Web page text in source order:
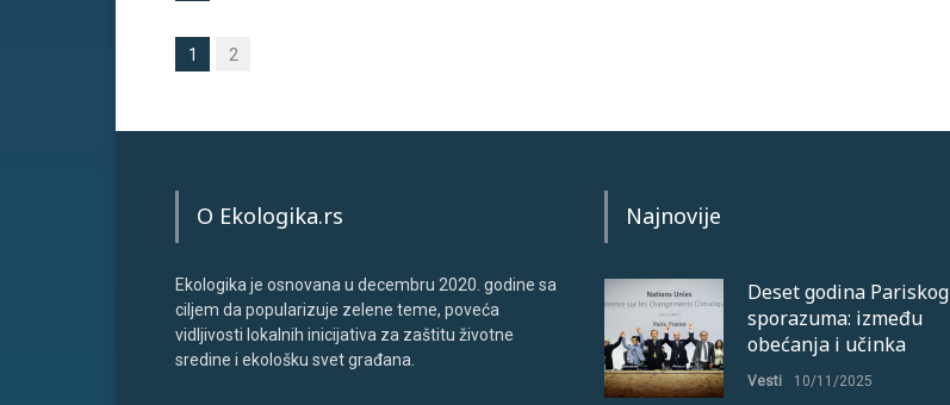
1 2
O Ekologika.rs
Ekologika je osnovana u decembru 2020. godine sa
ciljem da popularizuje zelene teme, poveća
vidljivosti lokalnih inicijativa za zaštitu životne
sredine i ekološku svet građana.
Najnovije
Deset godina Pariskog
sporazuma: između
obećanja i učinka
Vesti 10/11/2025